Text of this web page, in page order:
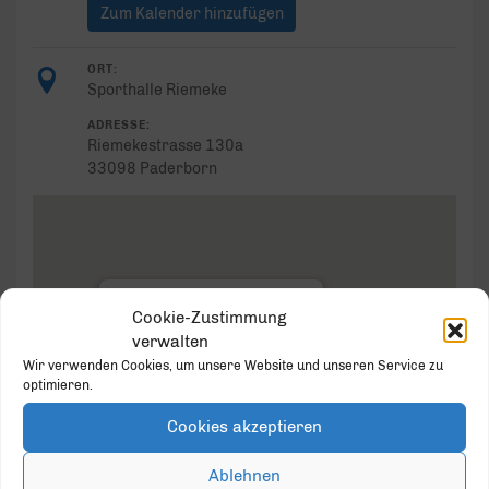
Cookie-Zustimmung
verwalten
Wir verwenden Cookies, um unsere Website und unseren Service zu
optimieren.
Cookies akzeptieren
Ablehnen
Zum Kalender hinzufügen
ORT:
Sporthalle Riemeke
ADRESSE:
Riemekestrasse 130a
33098 Paderborn
Riemekestrasse 130a - Paderborn
Veranstaltungen